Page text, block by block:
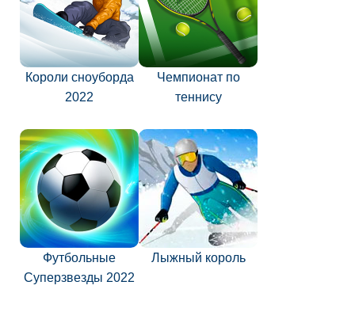
Короли сноуборда
2022
Чемпионат по
теннису
Футбольные
Суперзвезды 2022
Лыжный король